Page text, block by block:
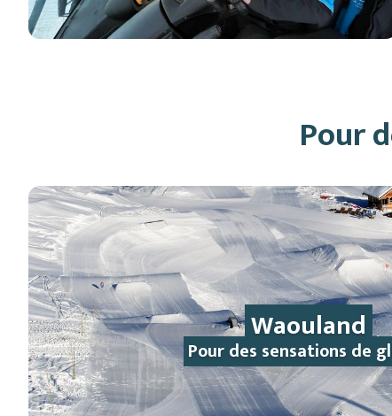
Pour
Waouland
Pour des sensations de